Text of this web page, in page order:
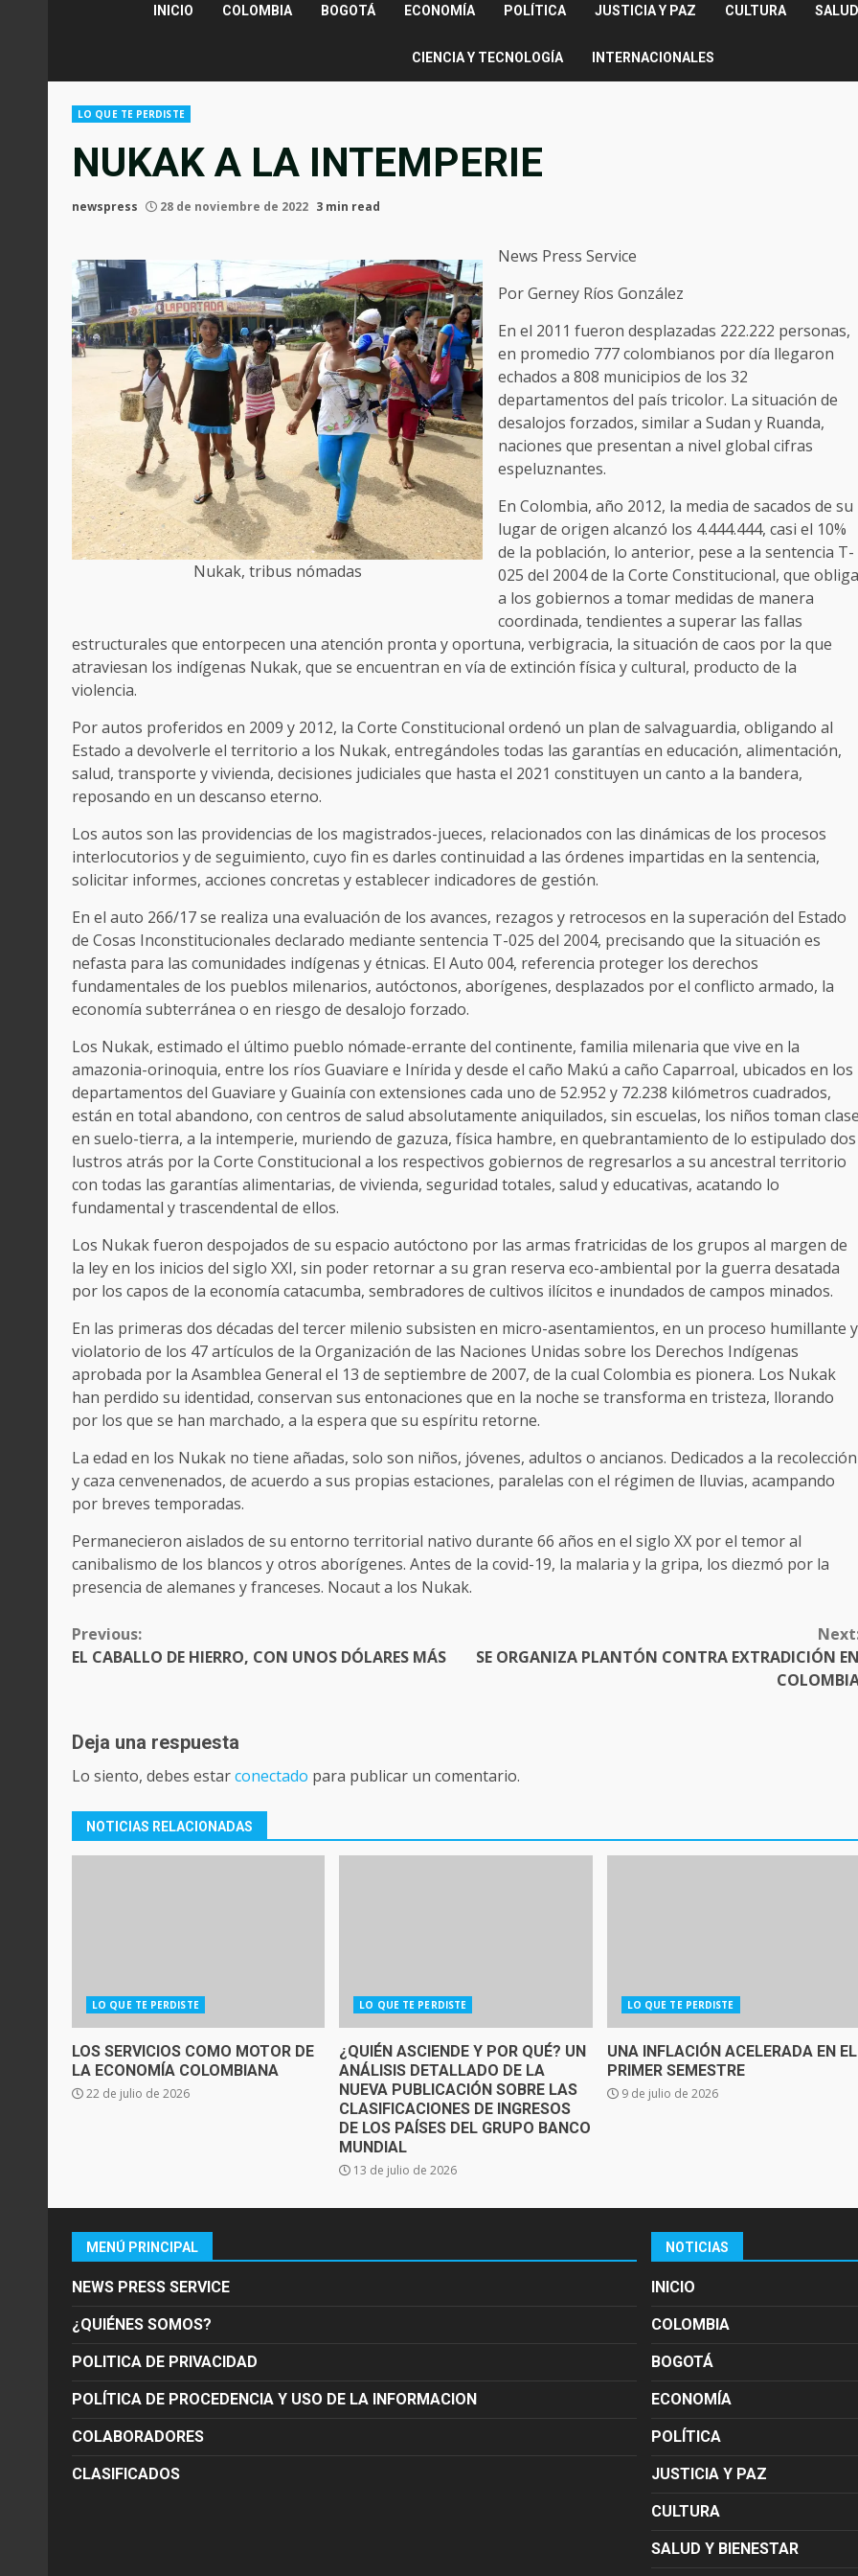
INICIO COLOMBIA BOGOTÁ ECONOMÍA POLÍTICA JUSTICIA Y PAZ CULTURA
CIENCIA Y TECNOLOGÍA INTERNACIONALES
LO QUE TE PERDISTE
NUKAK A LA INTEMPERIE
newspress 28 de noviembre de 2022 3 min read
Nukak, tribus nómadas
News Press Service
Por Gerney Ríos González
En el 2011 fueron desplazadas 222.222 personas,
en promedio 777 colombianos por día llegaron
echados a 808 municipios de los 32
departamentos del país tricolor. La situación de
desalojos forzados, similar a Sudan y Ruanda,
naciones que presentan a nivel global cifras
espeluznantes.
En Colombia, año 2012, la media de sacados de su
lugar de origen alcanzó los 4.444.444, casi el 10%
de la población, lo anterior, pese a la sentencia T-
025 del 2004 de la Corte Constitucional, que obliga
a los gobiernos a tomar medidas de manera
coordinada, tendientes a superar las fallas
estructurales que entorpecen una atención pronta y oportuna, verbigracia, la situación de caos por la que
atraviesan los indígenas Nukak, que se encuentran en vía de extinción física y cultural, producto de la
violencia.
Por autos proferidos en 2009 y 2012, la Corte Constitucional ordenó un plan de salvaguardia, obligando al
Estado a devolverle el territorio a los Nukak, entregándoles todas las garantías en educación, alimentación,
salud, transporte y vivienda, decisiones judiciales que hasta el 2021 constituyen un canto a la bandera,
reposando en un descanso eterno.
Los autos son las providencias de los magistrados-jueces, relacionados con las dinámicas de los procesos
interlocutorios y de seguimiento, cuyo fin es darles continuidad a las órdenes impartidas en la sentencia,
solicitar informes, acciones concretas y establecer indicadores de gestión.
En el auto 266/17 se realiza una evaluación de los avances, rezagos y retrocesos en la superación del Estado
de Cosas Inconstitucionales declarado mediante sentencia T-025 del 2004, precisando que la situación es
nefasta para las comunidades indígenas y étnicas. El Auto 004, referencia proteger los derechos
fundamentales de los pueblos milenarios, autóctonos, aborígenes, desplazados por el conflicto armado, la
economía subterránea o en riesgo de desalojo forzado.
Los Nukak, estimado el último pueblo nómade-errante del continente, familia milenaria que vive en la
amazonia-orinoquia, entre los ríos Guaviare e Inírida y desde el caño Makú a caño Caparroal, ubicados en los
departamentos del Guaviare y Guainía con extensiones cada uno de 52.952 y 72.238 kilómetros cuadrados,
están en total abandono, con centros de salud absolutamente aniquilados, sin escuelas, los niños toman
en suelo-tierra, a la intemperie, muriendo de gazuza, física hambre, en quebrantamiento de lo estipulado dos
lustros atrás por la Corte Constitucional a los respectivos gobiernos de regresarlos a su ancestral territorio
con todas las garantías alimentarias, de vivienda, seguridad totales, salud y educativas, acatando lo
fundamental y trascendental de ellos.
Los Nukak fueron despojados de su espacio autóctono por las armas fratricidas de los grupos al margen de
la ley en los inicios del siglo XXI, sin poder retornar a su gran reserva eco-ambiental por la guerra desatada
por los capos de la economía catacumba, sembradores de cultivos ilícitos e inundados de campos minados.
En las primeras dos décadas del tercer milenio subsisten en micro-asentamientos, en un proceso humillante y
violatorio de los 47 artículos de la Organización de las Naciones Unidas sobre los Derechos Indígenas
aprobada por la Asamblea General el 13 de septiembre de 2007, de la cual Colombia es pionera. Los Nukak
han perdido su identidad, conservan sus entonaciones que en la noche se transforma en tristeza, llorando
por los que se han marchado, a la espera que su espíritu retorne.
La edad en los Nukak no tiene añadas, solo son niños, jóvenes, adultos o ancianos. Dedicados a la recolección
y caza cenvenenados, de acuerdo a sus propias estaciones, paralelas con el régimen de lluvias, acampando
por breves temporadas.
Permanecieron aislados de su entorno territorial nativo durante 66 años en el siglo XX por el temor al
canibalismo de los blancos y otros aborígenes. Antes de la covid-19, la malaria y la gripa, los diezmó por la
presencia de alemanes y franceses. Nocaut a los Nukak.
CONTINUE
READING
Previous:
EL CABALLO DE HIERRO, CON UNOS DÓLARES MÁS
SE ORGANIZA PLANTÓN CONTRA EXTRADICIÓN
Deja una respuesta
Lo siento, debes estarconectado para publicar un comentario.
NOTICIAS RELACIONADAS
LO QUE TE PERDISTE
LOS SERVICIOS COMO MOTOR DE
LA ECONOMÍA COLOMBIANA
22 de julio de 2026
LO QUE TE PERDISTE
¿QUIÉN ASCIENDE Y POR QUÉ? UN
ANÁLISIS DETALLADO DE LA
NUEVA PUBLICACIÓN SOBRE LAS
CLASIFICACIONES DE INGRESOS
DE LOS PAÍSES DEL GRUPO BANCO
MUNDIAL
13 de julio de 2026
LO QUE TE PERDISTE
UNA INFLACIÓN ACELERADA EN EL
PRIMER SEMESTRE
9 de julio de 2026
MENÚ PRINCIPAL
NEWS PRESS SERVICE
¿QUIÉNES SOMOS?
POLITICA DE PRIVACIDAD
POLÍTICA DE PROCEDENCIA Y USO DE LA INFORMACION
COLABORADORES
CLASIFICADOS
NOTICIAS
INICIO
COLOMBIA
BOGOTÁ
ECONOMÍA
POLÍTICA
JUSTICIA Y PAZ
CULTURA
SALUD Y BIENESTAR